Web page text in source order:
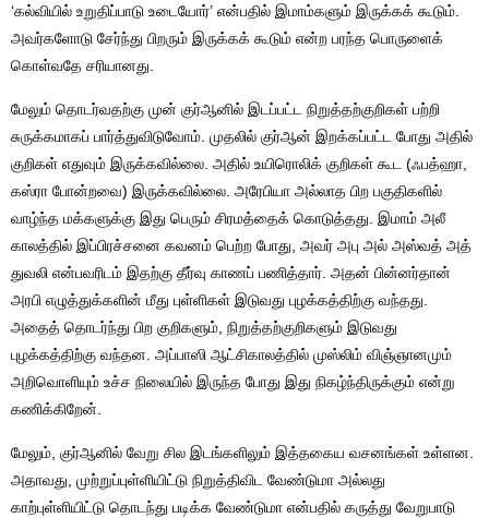
‘கல்வியில் உறுதிப்பாடு உடையோர்’ என்பதில் இமாம்களும் இருக்கக் கூடும்.
அவர்களோடு சேர்ந்து பிறரும் இருக்கக் கூடும் என்ற பரந்த பொருளைக்
கொள்வதே சரியானது.
மேலும் தொடர்வதற்கு முன் குர்ஆனில் இடப்பட்ட நிறுத்தற்குறிகள் பற்றி
சுருக்கமாகப் பார்த்துவிடுவோம். முதலில் குர்ஆன் இறக்கப்பட்ட போது அதில்
குறிகள் எதுவும் இருக்கவில்லை. அதில் உயிரொலிக் குறிகள் கூட (ஃபத்ஹா,
கஸ்ரா போன்றவை) இருக்கவில்லை. அரேபியா அல்லாத பிற பகுதிகளில்
வாழ்ந்த மக்களுக்கு இது பெரும் சிரமத்தைக் கொடுத்தது. இமாம் அலீ
காலத்தில் இப்பிரச்சனை கவனம் பெற்ற போது, அவர் அபு அல் அஸ்வத் அத்
துவலி என்பவரிடம் இதற்கு தீர்வு காணப் பணித்தார். அதன் பின்னர்தான்
அரபி எழுத்துக்களின் மீது புள்ளிகள் இடுவது புழக்கத்திற்கு வந்தது.
அதைத் தொடர்ந்து பிற குறிகளும், நிறுத்தற்குறிகளும் இடுவது
புழக்கத்திற்கு வந்தன. அப்பாஸி ஆட்சிகாலத்தில் முஸ்லிம் விஞ்ஞானமும்
அறிவொளியும் உச்ச நிலையில் இருந்த போது இது நிகழ்ந்திருக்கும் என்று
கணிக்கிறேன்.
மேலும், குர்ஆனில் வேறு சில இடங்களிலும் இத்தகைய வசனங்கள் உள்ளன.
அதாவது, முற்றுப்புள்ளியிட்டு நிறுத்திவிட வேண்டுமா அல்லது
காற்புள்ளியிட்டு தொடந்து படிக்க வேண்டுமா என்பதில் கருத்து வேறுபாடு